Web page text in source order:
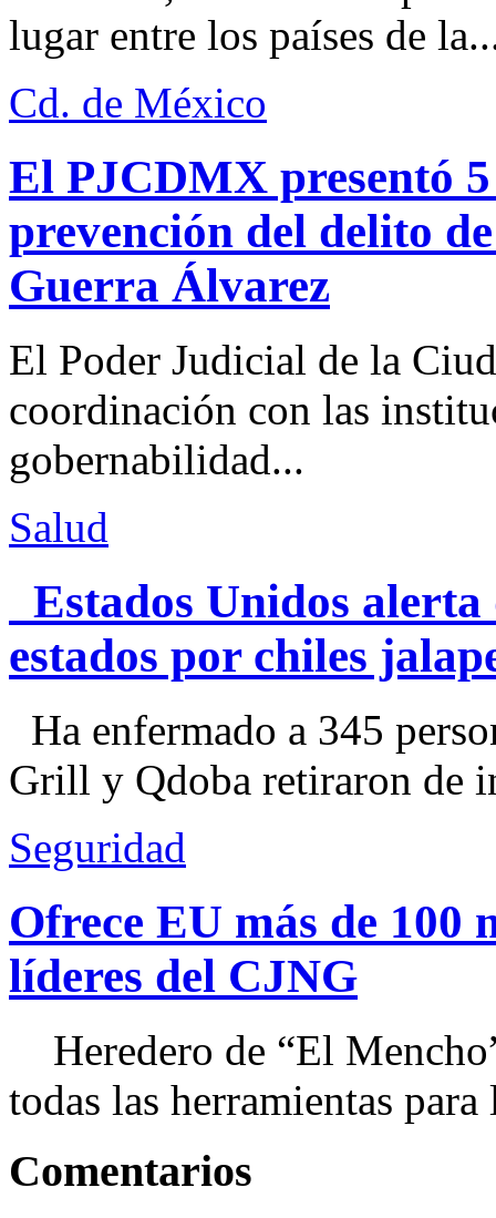
lugar entre los países de
Cd. de México
El PJCDMX presentó
prevención del delito
Guerra Álvarez
El Poder Judicial de la
coordinación con las
gobernabilidad...
Salud
Estados Unidos alerta
estados por chiles
Ha enfermado a 345
Grill y Qdoba retiraron de
Seguridad
Ofrece EU más de 100
líderes del CJNG
Heredero de “El
todas las herramientas
Comentarios